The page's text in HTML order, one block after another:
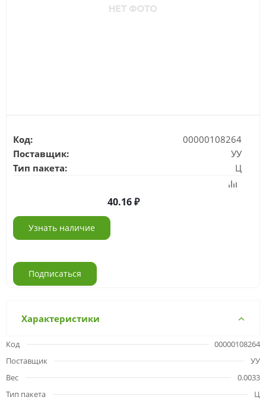
Код:
00000108264
Поставщик:
УУ
Тип пакета:
Ц
40.16
Узнать наличие
Подписаться
Характеристики
Код
00000108264
Поставщик
УУ
Вес
0.0033
Тип пакета
Ц